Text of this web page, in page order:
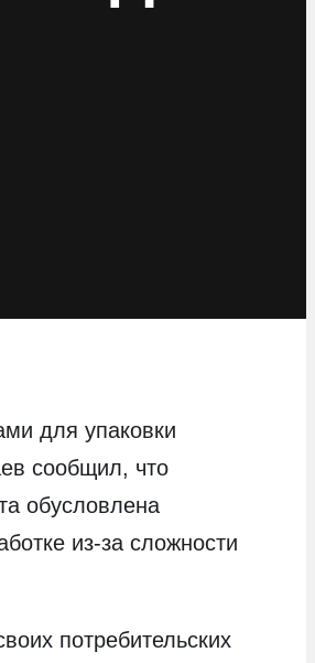
для упаковки
сообщил, что
обусловлена
из-за сложности
потребительских